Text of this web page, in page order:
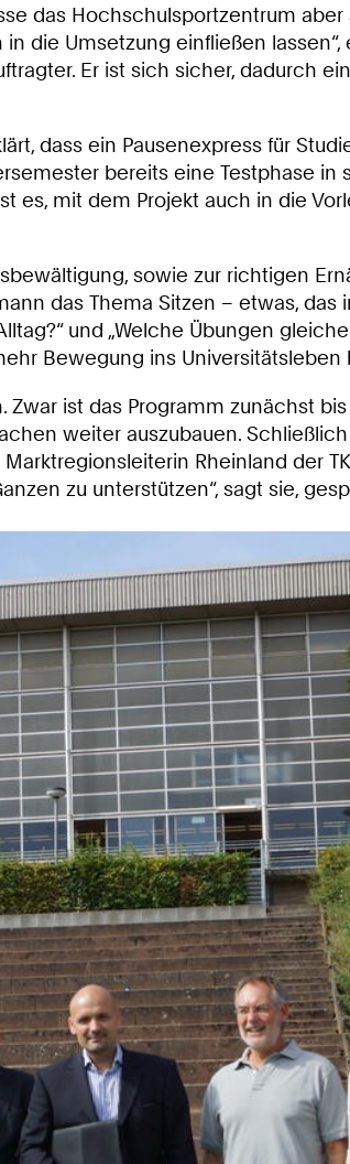
das Hochschulsportzentrum
die Umsetzung einfließen
Er ist sich sicher, dadurch
dass ein Pausenexpress für
bereits eine Testphase
es, mit dem Projekt auch in die
sowie zur richtigen
das Thema Sitzen – etwas,
und „Welche Übungen
Bewegung ins Universitätsleben
ist das Programm zunächst
weiter auszubauen.
Rheinland der
zu unterstützen“, sagt sie,